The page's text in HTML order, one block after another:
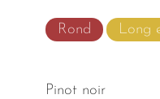
Rond Long
Pinot noir